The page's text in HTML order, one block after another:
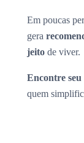
Em poucas
gera
jeito de viver.
Encontre seu
quem